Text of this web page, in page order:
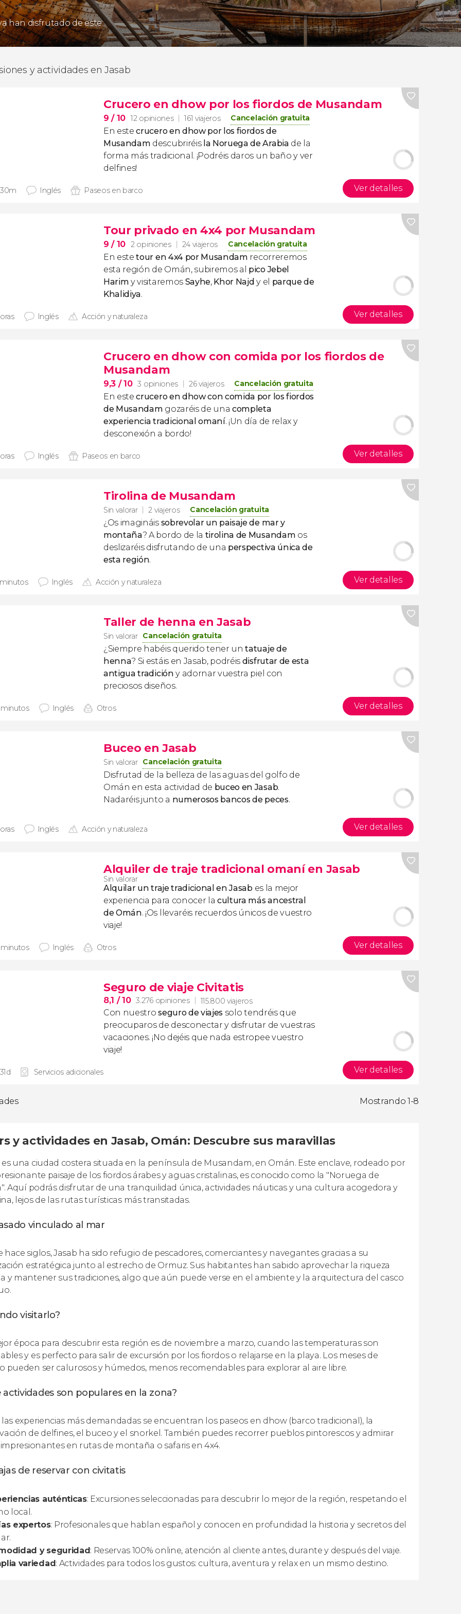
han disfrutado de este
y actividades en Jasab
Crucero en dhow por los fiordos de Musandam
9/ 10 12 opiniones 161 viajeros Cancelación gratuita
En estecrucero en dhow por los fiordos de
Musandam descubriréis la Noruega de Arabia de la
forma más tradicional. ¡Podréis daros un baño y ver
delfines!
Inglés Paseos en barco Ver detalles
Tour privado en 4x4 por Musandam
9/ 10 2 opiniones 24 viajeros Cancelación gratuita
En estetour en 4x4 por Musandam recorreremos
esta región de Omán, subiremos al pico Jebel
Harim y visitaremos Sayhe,Khor Najdy el parque de
Khalidiya.
Inglés Acción y naturaleza Ver detalles
Crucero en dhow con comida por los fiordos de
Musandam
9,3 / 10 3 opiniones 26 viajeros Cancelación gratuita
En estecrucero en dhow con comida por los fiordos
de Musandam gozaréis de unacompleta
experiencia tradicional omaní. ¡Un día de relax y
desconexión a bordo!
Inglés Paseos en barco Ver detalles
Tirolina de Musandam
Sin valorar 2 viajeros Cancelación gratuita
¿Os imagináis sobrevolar un paisaje de mar y
montaña? A bordo de la tirolina de Musandam os
deslizaréis disfrutando de una perspectiva única de
esta región.
Inglés Acción y naturaleza Ver detalles
Taller de henna en Jasab
Sin valorar Cancelación gratuita
¿Siempre habéis querido tener untatuaje de
henna? Si estáis en Jasab, podréis disfrutar de esta
antigua tradición y adornar vuestra piel con
preciosos diseños.
Inglés Otros Ver detalles
Buceo en Jasab
Sin valorar Cancelación gratuita
Disfrutad de la belleza de las aguas del golfo de
Omán en esta actividad de buceo en Jasab.
Nadaréis junto a numerosos bancos de peces.
Inglés Acción y naturaleza Ver detalles
Alquiler de traje tradicional omaní en Jasab
Sin valorar
Alquilar un traje tradicional en Jasabes la mejor
experiencia para conocer lacultura más ancestral
de Omán. ¡Os llevaréis recuerdos únicos de vuestro
viaje!
Inglés Otros Ver detalles
Seguro de viaje Civitatis
8,1 / 10 3.276 opiniones 115.800 viajeros
Con nuestroseguro de viajes solo tendréis que
preocuparos de desconectar y disfrutar de vuestras
vacaciones. ¡No dejéis que nada estropee vuestro
viaje!
Servicios adicionales Ver detalles
Mostrando 1-8
y actividades en Jasab, Omán: Descubre sus maravillas
es una ciudad costera situada en la península de Musandam, en Omán. Este enclave, rodeado por
paisaje de los fiordos árabes y aguas cristalinas, es conocido como la "Noruega de
Aquí podrás disfrutar de una tranquilidad única, actividades náuticas y una cultura acogedora y
lejos de las rutas turísticas más transitadas.
vinculado al mar
hace siglos, Jasab ha sido refugio de pescadores, comerciantes y navegantes gracias a su
estratégica junto al estrecho de Ormuz. Sus habitantes han sabido aprovechar la riqueza
y mantener sus tradiciones, algo que aún puede verse en el ambiente y la arquitectura del casco
visitarlo?
época para descubrir esta región es de noviembre a marzo, cuando las temperaturas son
y es perfecto para salir de excursión por los fiordos o relajarse en la playa. Los meses de
pueden ser calurosos y húmedos, menos recomendables para explorar al aire libre.
actividades son populares en la zona?
experiencias más demandadas se encuentran los paseos en dhow (barco tradicional), la
de delfines, el buceo y el snorkel. También puedes recorrer pueblos pintorescos y admirar
impresionantes en rutas de montaña o safaris en 4x4.
de reservar con civitatis
auténticas: Excursiones seleccionadas para descubrir lo mejor de la región, respetando el
local.
expertos: Profesionales que hablan español y conocen en profundidad la historia y secretos del
y seguridad: Reservas 100% online, atención al cliente antes, durante y después del viaje.
variedad: Actividades para todos los gustos: cultura, aventura y relax en un mismo destino.